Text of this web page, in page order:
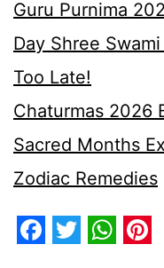
Guru Purnima
Day Shree
Too Late!
Chaturmas 2026
Sacred Months
Zodiac Remedies